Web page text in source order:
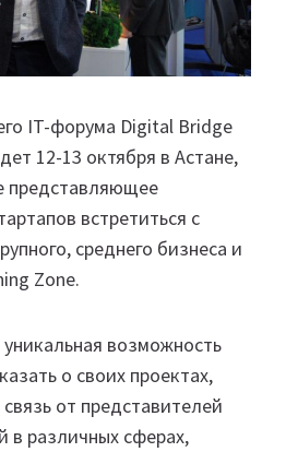
IT-форума Digital Bridge
12-13 октября в Астане,
представляющее
встретиться с
среднего бизнеса и
Zone.
возможность
о своих проектах,
от представителей
в различных сферах,